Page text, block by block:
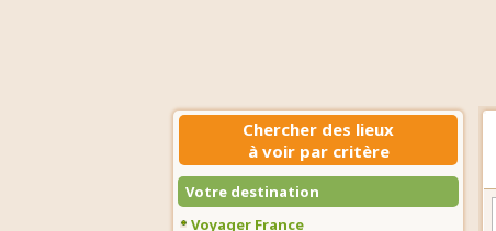
Chercher des lieux
à voir par critère
Votre destination
Voyager France